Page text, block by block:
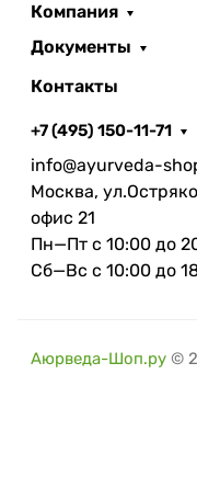
Компания
Документы
Контакты
+7 (495) 150-11-71
info@ayurveda-
Москва,
офис 21
Пн—Пт с 10:00 до
Сб—Вс с 10:00 до
Аюрведа-Шоп.ру ©